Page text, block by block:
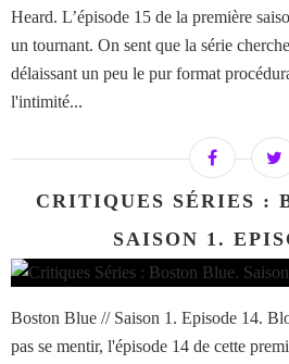
Heard. L’épisode 15 de la première
un tournant. On sent que la série
délaissant un peu le pur format
l'intimité...
CRITIQUES SÉRIES :
SAISON 1.
Boston Blue // Saison 1. Episode 14.
pas se mentir, l'épisode 14 de cette